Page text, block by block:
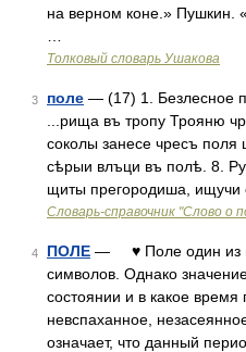
на верном коне.» Пушкин.
Толковый словарь Ушакова
3 поле — (17) 1. Безлесное
...рища въ тропу Трояню
соколы занесе чресъ
сѣрыи влъци въ полѣ. 8.
щиты прегородиша, ищучи
Словарь-справочник "Слово о
4 ПОЛЕ — ♥ Поле один из
символов. Однако
состоянии и в какое
невспаханное,
означает, что данный